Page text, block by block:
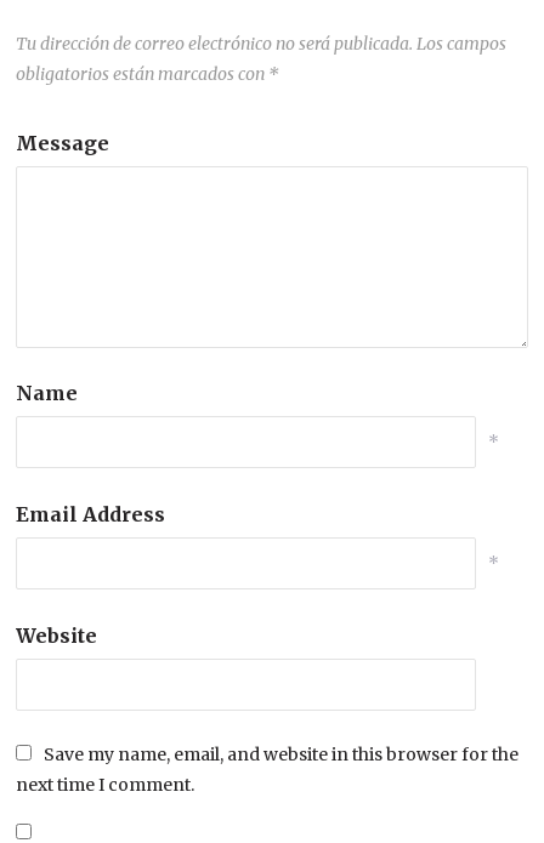
Tu dirección de correo electrónico no será publicada. Los campos
obligatorios están marcados con *
Message
Name
*
Email Address
*
Website
Save my name, email, and website in this browser for the
next time I comment.